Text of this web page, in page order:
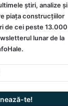
știri, analize și
piața construcțiilor
de cei peste 13.000
lunar de la